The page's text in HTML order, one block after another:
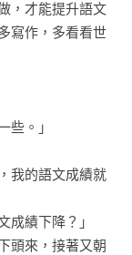
，才能提升語文
寫作，多看看世
些。」
我的語文成績就
成績下降？」
頭來，接著又朝